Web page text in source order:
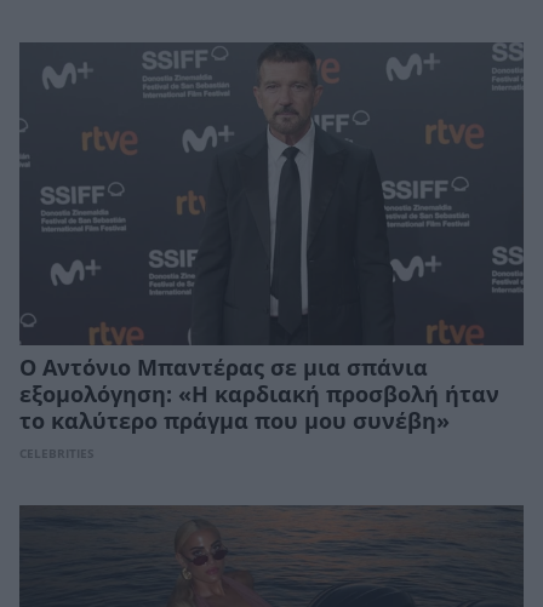
Ο Αντόνιο Μπαντέρας σε μια σπάνια
εξομολόγηση: «Η καρδιακή προσβολή ήταν
το καλύτερο πράγμα που μου συνέβη»
CELEBRITIES